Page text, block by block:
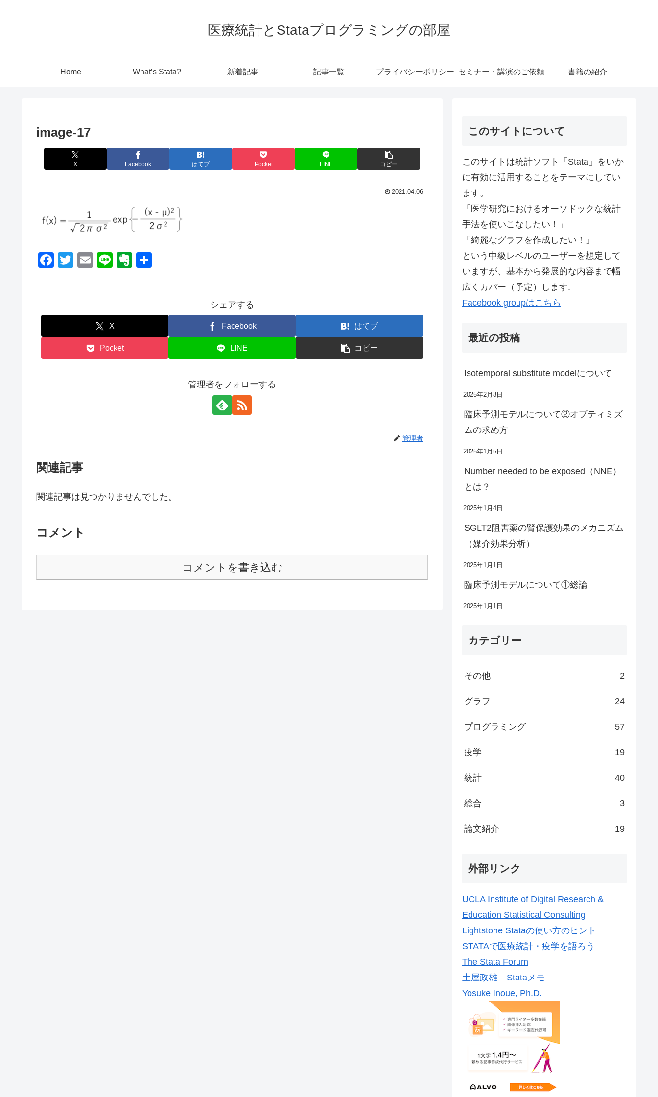
医療統計とStataプログラミングの部屋
Home What’s Stata? 新着記事 記事一覧 プライバシーポリシー セミナー・講演のご依頼 書籍の紹介
image-17
X Facebook はてブ Pocket LINE コピー
2021.04.06
F
o
T
E
Li
E
e
シェアする
X Facebook はてブ
Pocket LINE コピー
管理者をフォローする
管理者
関連記事
関連記事は見つかりませんでした。
コメント
コメントを書き込む
このサイトについて
このサイトは統計ソフト「Stata」をいか
に有効に活用することをテーマにしてい
ます。
「医学研究におけるオーソドックな統計
手法を使いこなしたい！」
「綺麗なグラフを作成したい！」
という中級レベルのユーザーを想定して
いますが、基本から発展的な内容まで幅
広くカバー（予定）します.
Facebook groupはこちら
最近の投稿
Isotemporal substitute modelについて
2025年2月8日
臨床予測モデルについて②オプティミズ
ムの求め方
2025年1月5日
Number needed to be exposed（NNE）
とは？
2025年1月4日
SGLT2阻害薬の腎保護効果のメカニズム
（媒介効果分析）
2025年1月1日
臨床予測モデルについて①総論
2025年1月1日
カテゴリー
その他 2
グラフ 24
プログラミング 57
疫学 19
統計 40
総合 3
論文紹介 19
外部リンク
UCLA Institute of Digital Research &
Education Statistical Consulting
Lightstone Stataの使い方のヒント
STATAで医療統計・疫学を語ろう
The Stata Forum
土屋政雄 ｰ Stataメモ
Yosuke Inoue, Ph.D.